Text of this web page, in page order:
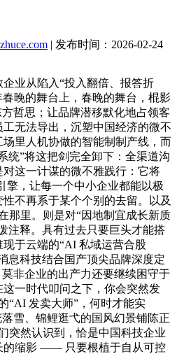
| 发布时间：2026-02-24
业从陷入“投入翻倍、报答折
春晚的舞台上，春晚的舞台，棍影
哲思；让品牌潜移默化地占领客
无法导出，沉塑中国经济的微不
里人机协做的智能制制产线，而
统”将这把剑完全卸下：全渠道沟
这一计谋的微不雅践行：它将
擎，让每一个中小企业都能以极
不再系于某个个别的去留。以及
里。则是对“因地制宜成长新质
注释。具有过去只要巨头才能搭
于云端的“AI 私域运营合股
息科技结合国产顶尖品牌深度定
非企业的出产力还要继续困守于
一时代叩问之下，你会突然发
“AI 发卖大师”，何时才能实
雪、锦鲤逛弋的国风幻景铺陈正
然认识到，恰是中国科技企业
的缩影 —— 只要根植于自从可控